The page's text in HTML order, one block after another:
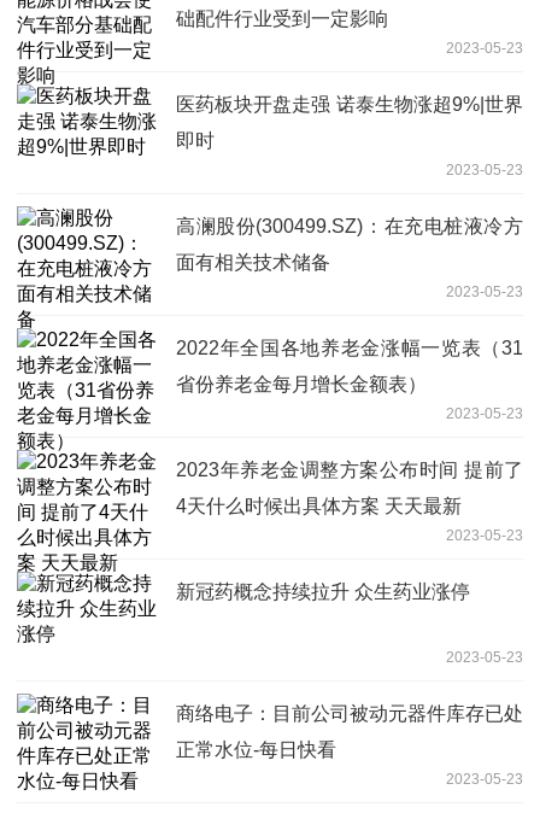
础配件行业受到一定影响
2023-05-23
医药板块开盘走强 诺泰生物涨超9%|世界
即时
2023-05-23
高澜股份(300499.SZ)：在充电桩液冷方
面有相关技术储备
2023-05-23
2022年全国各地养老金涨幅一览表（31
省份养老金每月增长金额表）
2023-05-23
2023年养老金调整方案公布时间 提前了
4天什么时候出具体方案 天天最新
2023-05-23
新冠药概念持续拉升 众生药业涨停
2023-05-23
商络电子：目前公司被动元器件库存已处
正常水位-每日快看
2023-05-23